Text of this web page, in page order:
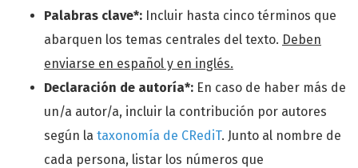
Palabras clave*: Incluir hasta cinco términos que
abarquen los temas centrales del texto. Deben
enviarse en español y en inglés.
Declaración de autoría*: En caso de haber más de
un/a autor/a, incluir la contribución por autores
según la taxonomía de CRediT. Junto al nombre de
cada persona, listar los números que